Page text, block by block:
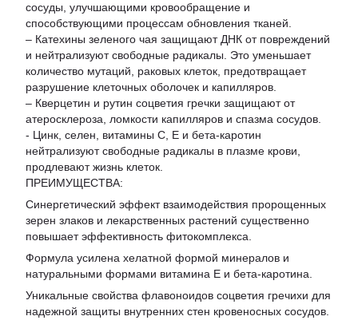
сосуды, улучшающими кровообращение и
способствующими процессам обновления тканей.
– Катехины зеленого чая защищают ДНК от повреждений
и нейтрализуют свободные радикалы. Это уменьшает
количество мутаций, раковых клеток, предотвращает
разрушение клеточных оболочек и капилляров.
– Кверцетин и рутин соцветия гречки защищают от
атеросклероза, ломкости капилляров и спазма сосудов.
- Цинк, селен, витамины С, Е и бета-каротин
нейтрализуют свободные радикалы в плазме крови,
продлевают жизнь клеток.
ПРЕИМУЩЕСТВА:
Синергетический эффект взаимодействия пророщенных
зерен злаков и лекарственных растений существенно
повышает эффективность фитокомплекса.
Формула усилена хелатной формой минералов и
натуральными формами витамина Е и бета-каротина.
Уникальные свойства флавоноидов соцветия гречихи для
надежной защиты внутренних стен кровеносных сосудов.